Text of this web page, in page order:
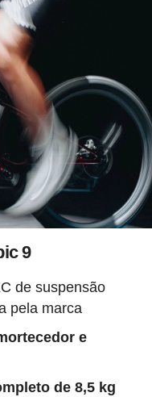
9
de suspensão
pela marca
e
de 8,5 kg